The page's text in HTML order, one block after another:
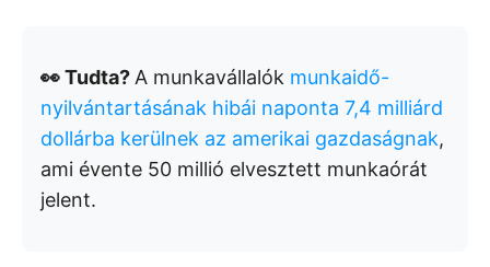
👀 Tudta? A munkavállalók munkaidő-
nyilvántartásának hibái naponta 7,4 milliárd
dollárba kerülnek az amerikai gazdaságnak,
ami évente 50 millió elvesztett munkaórát
jelent.